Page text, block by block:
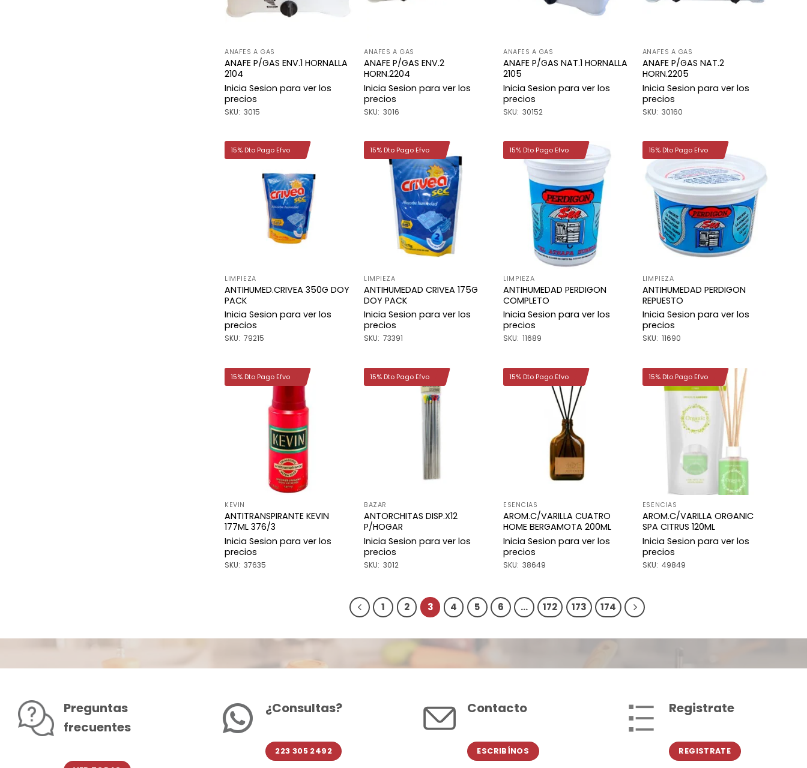
ANAFES A GAS
ANAFE P/GAS ENV.1 HORNALLA
2104
Inicia Sesion para ver los
precios
SKU: 3015
ANAFES A GAS
ANAFE P/GAS ENV.2
HORN.2204
Inicia Sesion para ver los
precios
SKU: 3016
ANAFES A GAS
ANAFE P/GAS NAT.1 HORNALLA
2105
Inicia Sesion para ver los
precios
SKU: 30152
ANAFES A GAS
ANAFE P/GAS NAT.2
HORN.2205
Inicia Sesion para ver los
precios
SKU: 30160
LIMPIEZA
ANTIHUMED.CRIVEA 350G DOY
PACK
Inicia Sesion para ver los
precios
SKU: 79215
15% Dto Pago Efvo
Añadir
lista de
deseos
LIMPIEZA
ANTIHUMEDAD CRIVEA 175G
DOY PACK
Inicia Sesion para ver los
precios
SKU: 73391
15% Dto Pago Efvo
Añadir
a la
lista de
deseos
LIMPIEZA
ANTIHUMEDAD PERDIGON
COMPLETO
Inicia Sesion para ver los
precios
SKU: 11689
15% Dto Pago Efvo
Añadir
a la
lista de
deseos
LIMPIEZA
ANTIHUMEDAD PERDIGON
REPUESTO
Inicia Sesion para ver los
precios
SKU: 11690
15% Dto Pago Efvo
KEVIN
ANTITRANSPIRANTE KEVIN
177ML 376/3
Inicia Sesion para ver los
precios
SKU: 37635
15% Dto Pago Efvo
BAZAR
ANTORCHITAS DISP.X12
P/HOGAR
Inicia Sesion para ver los
precios
SKU: 3012
15% Dto Pago Efvo
ESENCIAS
AROM.C/VARILLA CUATRO
HOME BERGAMOTA 200ML
Inicia Sesion para ver los
precios
SKU: 38649
15% Dto Pago Efvo
Añadir
a la
lista de
deseos
ESENCIAS
AROM.C/VARILLA ORGANIC
SPA CITRUS 120ML
Inicia Sesion para ver los
precios
SKU: 49849
15% Dto Pago Efvo
1 2 3 4 5 6 … 172 173 174
Preguntas
frecuentes
¿Consultas?
223 305 2492
Contacto
ESCRIBÍNOS
Registrate
REGISTRATE